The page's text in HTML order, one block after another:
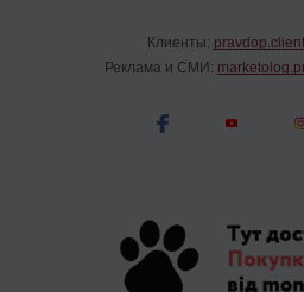
Клиенты:
Реклама и СМИ: